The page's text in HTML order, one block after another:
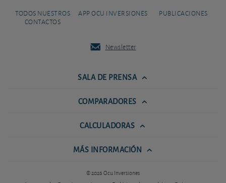
TODOS NUESTROS
CONTACTOS
APP OCU INVERSIONES PUBLICACIONES
Newsletter
SALA DE PRENSA
COMPARADORES
CALCULADORAS
MÁS INFORMACIÓN
© 2026 Ocu Inversiones